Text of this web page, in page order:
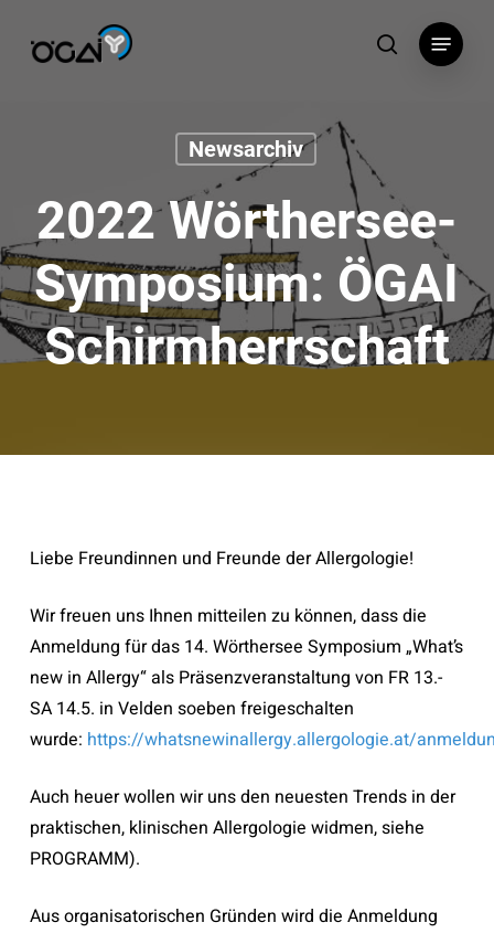
search
Menu
Newsarchiv
2022 Wörthersee-
Symposium: ÖGAI
Schirmherrschaft
Liebe Freundinnen und Freunde der Allergologie!
Wir freuen uns Ihnen mitteilen zu können, dass die
Anmeldung für das 14. Wörthersee Symposium „What’s
new in Allergy“ als Präsenzveranstaltung von FR 13.-
SA 14.5. in Velden soeben freigeschalten
wurde: https://whatsnewinallergy.allergologie.at/
Auch heuer wollen wir uns den neuesten Trends in der
praktischen, klinischen Allergologie widmen, siehe
PROGRAMM).
Aus organisatorischen Gründen wird die Anmeldung